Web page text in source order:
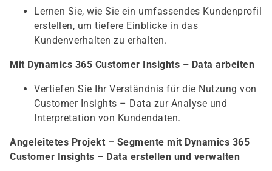
Lernen Sie, wie Sie ein umfassendes Kundenprofil
erstellen, um tiefere Einblicke in das
Kundenverhalten zu erhalten.
Mit Dynamics 365 Customer Insights – Data arbeiten
Vertiefen Sie Ihr Verständnis für die Nutzung von
Customer Insights – Data zur Analyse und
Interpretation von Kundendaten.
Angeleitetes Projekt – Segmente mit Dynamics 365
Customer Insights – Data erstellen und verwalten